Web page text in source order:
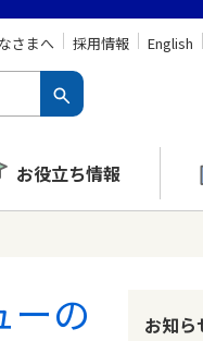
さまへ 採用情報 English
お役立ち情報
ーの
お知ら